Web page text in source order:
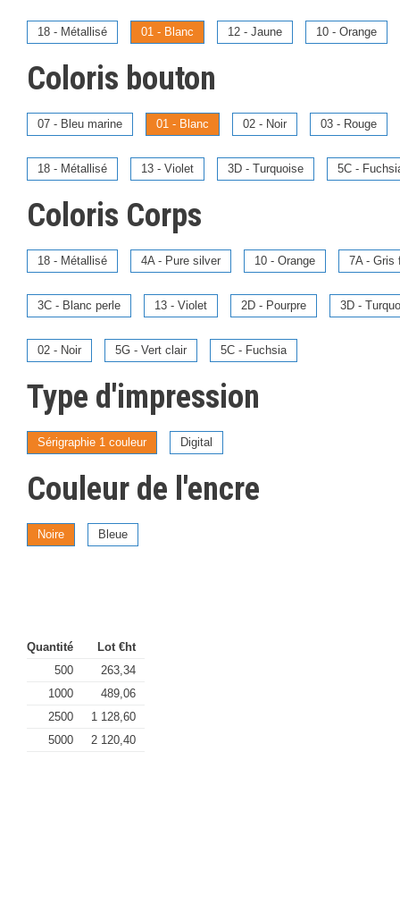
18 - Métallisé 01 - Blanc 12 - Jaune 10 - Orange
Coloris bouton
07 - Bleu marine 01 - Blanc 02 - Noir 03 - Rouge
18 - Métallisé 13 - Violet 3D - Turquoise 5C -
Coloris Corps
18 - Métallisé 4A - Pure silver 10 - Orange 7A - Gris
3C - Blanc perle 13 - Violet 2D - Pourpre 3D -
02 - Noir 5G - Vert clair 5C - Fuchsia
Type d'impression
Sérigraphie 1 couleur Digital
Couleur de l'encre
Noire Bleue
Quantité
Lot €ht
500
263,34
1000
489,06
2500
1 128,60
5000
2 120,40